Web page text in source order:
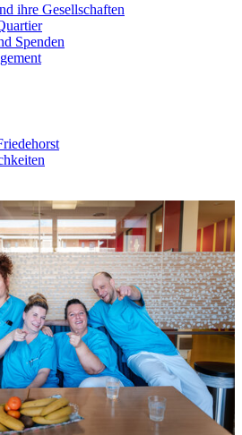
ihre Gesellschaften
Spenden